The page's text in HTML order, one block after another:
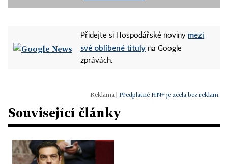
Přidejte si Hospodářské noviny mezi
své oblíbené tituly na Google
zprávách.
Předplatné HN+ je zcela bez reklam.
Související články